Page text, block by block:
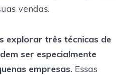
vendas.
explorar três técnicas de
ser especialmente
empresas. Essas